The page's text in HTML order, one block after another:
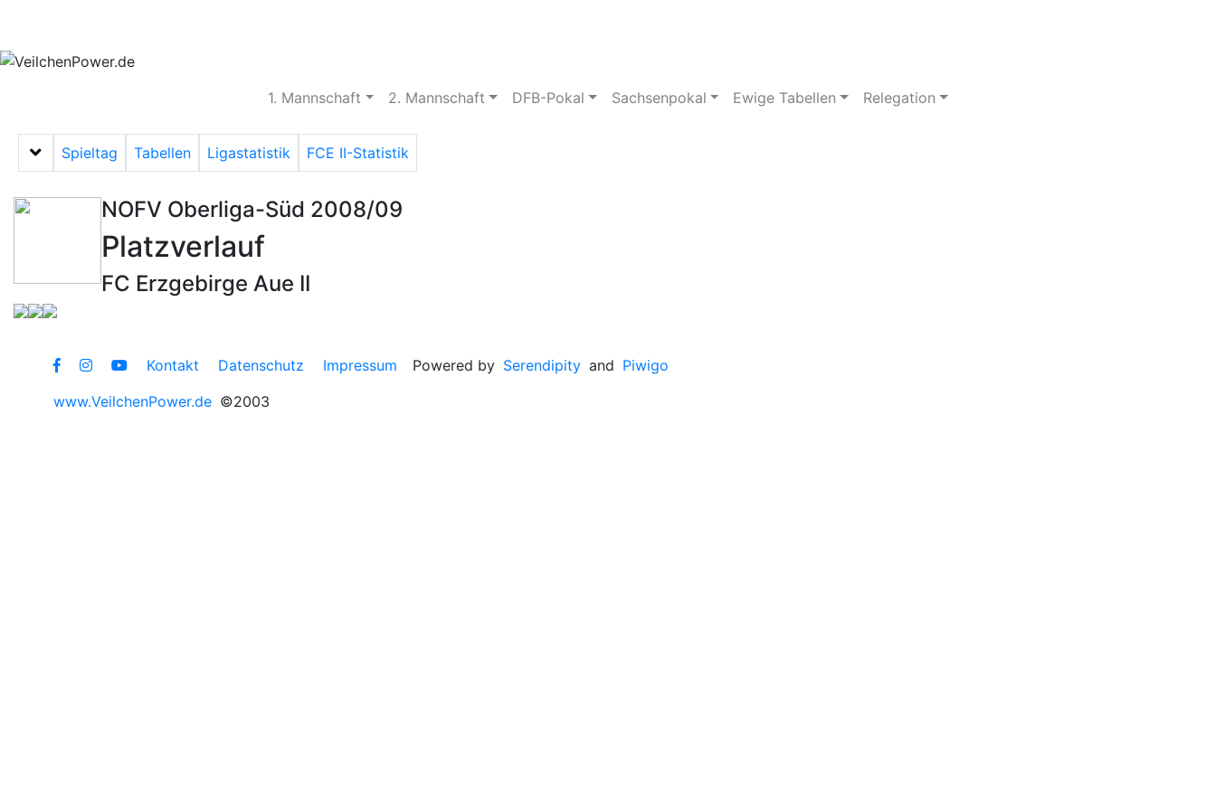
1. Mannschaft 2. Mannschaft DFB-Pokal Sachsenpokal Ewige Tabellen Relegation
Menü auf-/zuklappen
Spieltag Tabellen Ligastatistik FCE II-Statistik
NOFV Oberliga-Süd 2008/09
Platzverlauf
FC Erzgebirge Aue II
Kontakt Datenschutz Impressum Powered by Serendipity and Piwigo
www.VeilchenPower.de ©2003